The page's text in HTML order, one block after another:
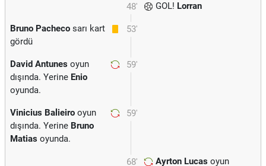
48' GOL! Lorran
53'
Bruno Pacheco sarı kart
gördü
59'
David Antunes oyun
dışında. Yerine Enio
oyunda.
59'
Vinicius Balieiro oyun
dışında. Yerine Bruno
Matias oyunda.
68' Ayrton Lucas oyun